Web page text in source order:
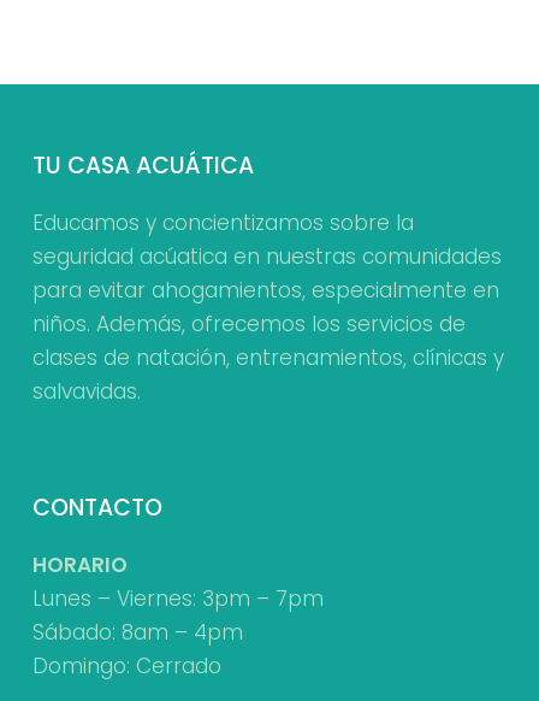
se
elegir
la
página
de
producto
pueden
página
de
producto
TU CASA ACUÁTICA
Educamos y concientizamos sobre la
seguridad acúatica en nuestras comunidades
para evitar ahogamientos, especialmente en
niños. Además, ofrecemos los servicios de
clases de natación, entrenamientos, clínicas y
salvavidas.
CONTACTO
HORARIO
Lunes – Viernes: 3pm – 7pm
Sábado: 8am – 4pm
Domingo: Cerrado